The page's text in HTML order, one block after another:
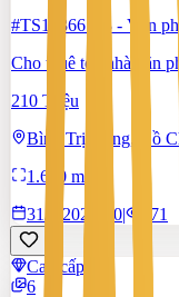
#TS19366183 - Văn
Cho thuê tòa nhà văn
210 Triệu
Bình Trị Đông, Hồ
1.600 m²
31/7/2026
0| 171
Cao cấp
6